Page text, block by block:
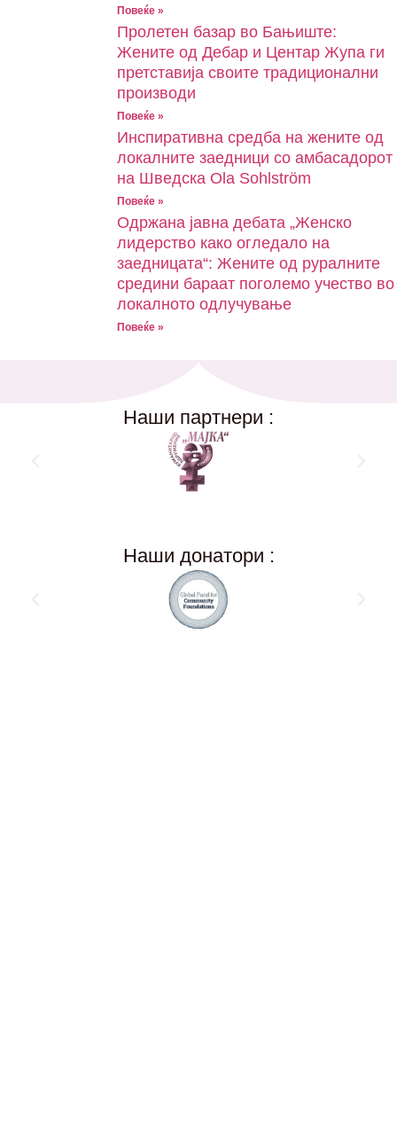
Повеќе »
Пролетен базар во Бањиште:
Жените од Дебар и Центар Жупа ги
претставија своите традиционални
производи
Повеќе »
Инспиративна средба на жените од
локалните заедници со амбасадорот
на Шведска Ola Sohlström
Повеќе »
Одржана јавна дебата „Женско
лидерство како огледало на
заедницата“: Жените од руралните
средини бараат поголемо учество во
локалното одлучување
Повеќе »
Наши партнери :
Наши донатори :